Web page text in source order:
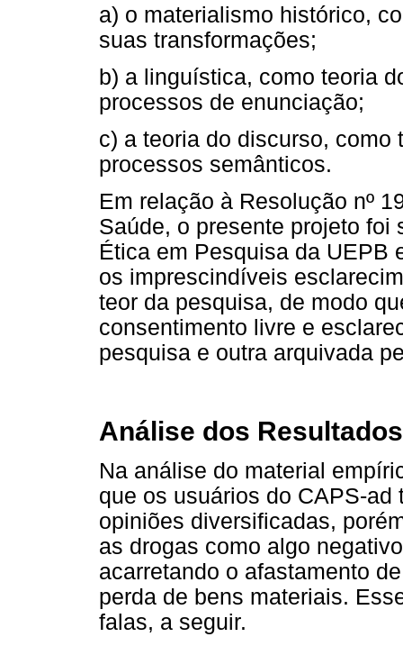
a) o materialismo histórico,
suas transformações;
b) a linguística, como teoria
processos de enunciação;
c) a teoria do discurso,
processos semânticos.
Em relação à Resolução nº
Saúde, o presente projeto foi
Ética em Pesquisa da UEPB
os imprescindíveis
teor da pesquisa, de modo
consentimento livre e
pesquisa e outra arquivada
Análise dos
Na análise do material
que os usuários do CAPS-
opiniões diversificadas,
as drogas como algo
acarretando o afastamento
perda de bens materiais.
falas, a seguir.